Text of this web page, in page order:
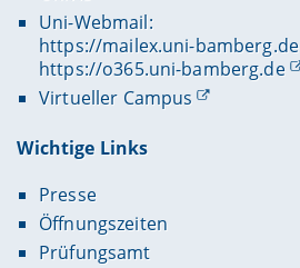
Uni-Webmail:
https://mailex.uni-bamberg.de
https://o365.uni-bamberg.de
Virtueller Campus
Wichtige Links
Presse
Öffnungszeiten
Prüfungsamt